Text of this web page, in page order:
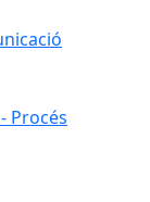
Procés